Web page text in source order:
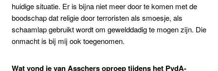
huidige situatie. Er is bijna niet meer door te komen met de
boodschap dat religie door terroristen als smoesje, als
schaamlap gebruikt wordt om gewelddadig te mogen zijn. Die
onmacht is bij mij ook toegenomen.
Wat vond je van Asschers oproep tijdens het PvdA-